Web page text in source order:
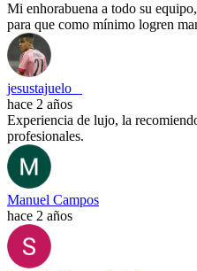
Mi enhorabuena a todo su
para que como mínimo logren
jesustajuelo _
hace 2 años
Experiencia de lujo, la
profesionales.
Manuel Campos
hace 2 años